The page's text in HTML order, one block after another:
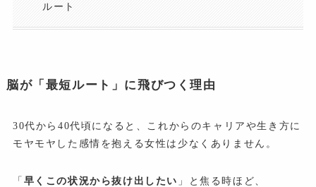
ルート
脳が「最短ルート」に飛びつく理由
30代から40代頃になると、これからのキャリアや生き方に
モヤモヤした感情を抱える女性は少なくありません。
「 早くこの状況から抜け出したい 」と焦る時ほど、